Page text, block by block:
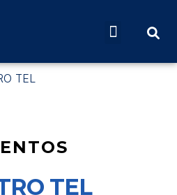
TEL
TEL